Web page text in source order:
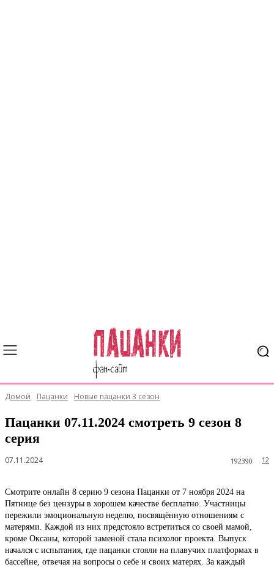
Домой Пацанки Новые пацанки 3 сезон
Пацанки 07.11.2024 смотреть 9 сезон 8
серия
07.11.2024 12
192390
Смотрите онлайн 8 серию 9 сезона Пацанки от 7 ноября 2024 на
Пятнице без цензуры в хорошем качестве бесплатно. Участницы
пережили эмоциональную неделю, посвящённую отношениям с
матерями. Каждой из них предстояло встретиться со своей мамой,
кроме Оксаны, которой заменой стала психолог проекта. Выпуск
начался с испытания, где пацанки стояли на плавучих платформах в
бассейне, отвечая на вопросы о себе и своих матерях. За каждый